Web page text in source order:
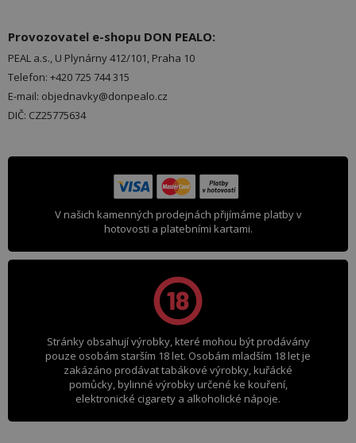
Provozovatel e-shopu DON PEALO:
PEAL a.s., U Plynárny 412/101, Praha 10
Telefon: +420 725 744 315
E-mail: objednavky@donpealo.cz
DIČ: CZ25775634
V našich kamenných prodejnách přijímáme platby v
hotovosti a platebními kartami.
Stránky obsahují výrobky, které mohou být prodávány
pouze osobám starším 18 let. Osobám mladším 18 let je
zakázáno prodávat tabákové výrobky, kuřácké
pomůcky, bylinné výrobky určené ke kouření,
elektronické cigarety a alkoholické nápoje.